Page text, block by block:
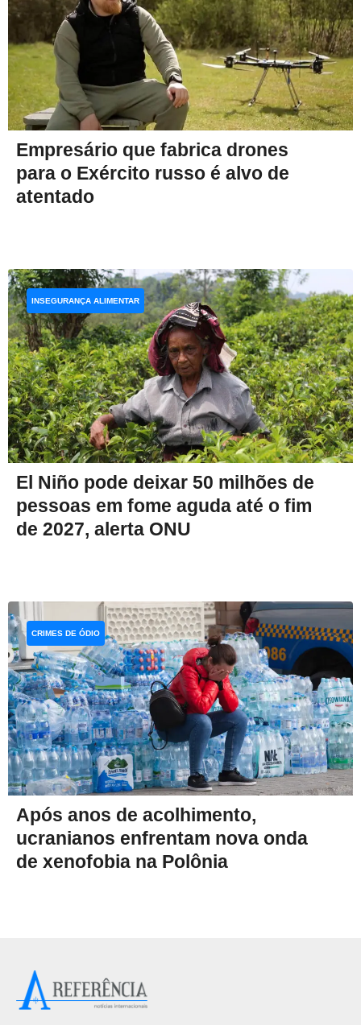
Empresário que fabrica drones
para o Exército russo é alvo de
atentado
El Niño pode deixar 50 milhões de
pessoas em fome aguda até o fim
de 2027, alerta ONU
INSEGURANÇA ALIMENTAR
Após anos de acolhimento,
ucranianos enfrentam nova onda
de xenofobia na Polônia
CRIMES DE ÓDIO